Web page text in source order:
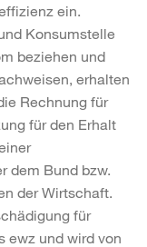
ein.
Konsumstelle
beziehen und
erhalten
Rechnung für
für den Erhalt
dem Bund bzw.
der Wirtschaft.
für
ewz und wird von